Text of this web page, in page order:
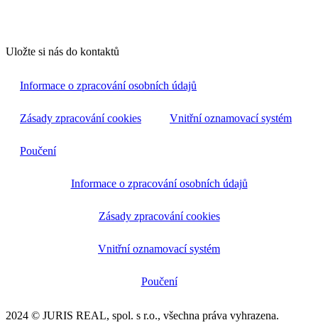
Uložte si nás do kontaktů
Informace o zpracování osobních údajů
Zásady zpracování cookies Vnitřní oznamovací systém
Poučení
Informace o zpracování osobních údajů
Zásady zpracování cookies
Vnitřní oznamovací systém
Poučení
2024 © JURIS REAL, spol. s r.o., všechna práva vyhrazena.